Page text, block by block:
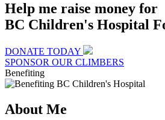
Help me raise money for
BC Children's Hospital
DONATE TODAY
SPONSOR OUR CLIMBERS
Benefiting
About Me